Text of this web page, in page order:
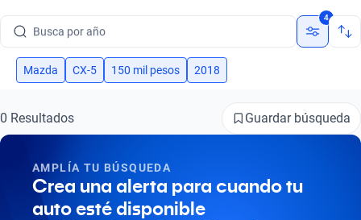
Busca por año
Busca por marca
Busca por versión
Busca por año
4
Mazda CX-5 150 mil pesos 2018
0 Resultados Guardar búsqueda
AMPLÍA TU BÚSQUEDA
Crea una alerta para cuando tu
auto esté disponible